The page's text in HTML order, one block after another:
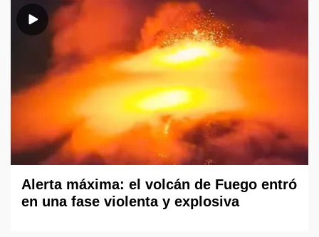
Alerta máxima: el volcán de Fuego entró
en una fase violenta y explosiva